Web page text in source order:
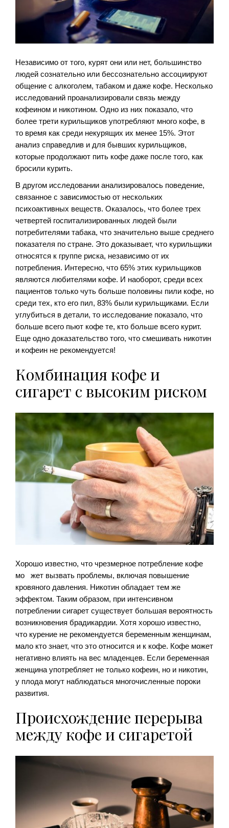
Независимо от того, курят они или нет, большинство
людей сознательно или бессознательно ассоциируют
общение с алкоголем, табаком и даже кофе. Несколько
исследований проанализировали связь между
кофеином и никотином. Одно из них показало, что
более трети курильщиков употребляют много кофе, в
то время как среди некурящих их менее 15%. Этот
анализ справедлив и для бывших курильщиков,
которые продолжают пить кофе даже после того, как
бросили курить.
В другом исследовании анализировалось поведение,
связанное с зависимостью от нескольких
психоактивных веществ. Оказалось, что более трех
четвертей госпитализированных людей были
потребителями табака, что значительно выше среднего
показателя по стране. Это доказывает, что курильщики
относятся к группе риска, независимо от их
потребления. Интересно, что 65% этих курильщиков
являются любителями кофе. И наоборот, среди всех
пациентов только чуть больше половины пили кофе, но
среди тех, кто его пил, 83% были курильщиками. Если
углубиться в детали, то исследование показало, что
больше всего пьют кофе те, кто больше всего курит.
Еще одно доказательство того, что смешивать никотин
и кофеин не рекомендуется!
Комбинация кофе и
сигарет с высоким риском
Хорошо известно, что чрезмерное потребление кофе
мо жет вызвать проблемы, включая повышение
кровяного давления. Никотин обладает тем же
эффектом. Таким образом, при интенсивном
потреблении сигарет существует большая вероятность
возникновения брадикардии. Хотя хорошо известно,
что курение не рекомендуется беременным женщинам,
мало кто знает, что это относится и к кофе. Кофе может
негативно влиять на вес младенцев. Если беременная
женщина употребляет не только кофеин, но и никотин,
у плода могут наблюдаться многочисленные пороки
развития.
Происхождение перерыва
между кофе и сигаретой